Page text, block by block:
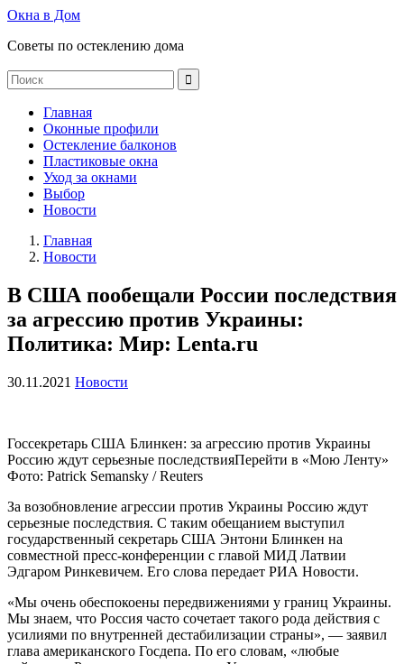
Окна в Дом
Советы по остеклению дома
Главная
Оконные профили
Остекление балконов
Пластиковые окна
Уход за окнами
Выбор
Новости
Главная
Новости
В США пообещали России последствия
за агрессию против Украины:
Политика: Мир: Lenta.ru
30.11.2021 Новости
Госсекретарь США Блинкен: за агрессию против Украины
Россию ждут серьезные последствияПерейти в «Мою Ленту»
Фото: Patrick Semansky / Reuters
За возобновление агрессии против Украины Россию ждут
серьезные последствия. С таким обещанием выступил
государственный секретарь США Энтони Блинкен на
совместной пресс-конференции с главой МИД Латвии
Эдгаром Ринкевичем. Его слова передает РИА Новости.
«Мы очень обеспокоены передвижениями у границ Украины.
Мы знаем, что Россия часто сочетает такого рода действия с
усилиями по внутренней дестабилизации страны», — заявил
глава американского Госдепа. По его словам, «любые